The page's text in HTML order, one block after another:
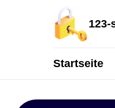
Startseite